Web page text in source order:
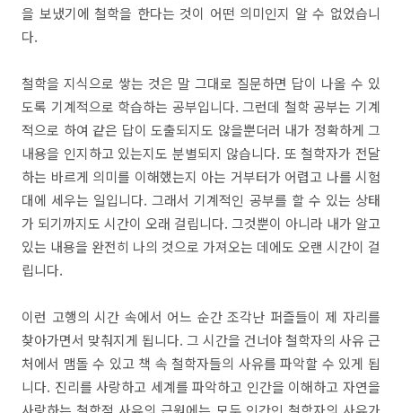
을 보냈기에 철학을 한다는 것이 어떤 의미인지 알 수 없었습니
다.
철학을 지식으로 쌓는 것은 말 그대로 질문하면 답이 나올 수 있
도록 기계적으로 학습하는 공부입니다. 그런데 철학 공부는 기계
적으로 하여 같은 답이 도출되지도 않을뿐더러 내가 정확하게 그
내용을 인지하고 있는지도 분별되지 않습니다. 또 철학자가 전달
하는 바르게 의미를 이해했는지 아는 거부터가 어렵고 나를 시험
대에 세우는 일입니다. 그래서 기계적인 공부를 할 수 있는 상태
가 되기까지도 시간이 오래 걸립니다. 그것뿐이 아니라 내가 알고
있는 내용을 완전히 나의 것으로 가져오는 데에도 오랜 시간이 걸
립니다.
이런 고행의 시간 속에서 어느 순간 조각난 퍼즐들이 제 자리를
찾아가면서 맞춰지게 됩니다. 그 시간을 건너야 철학자의 사유 근
처에서 맴돌 수 있고 책 속 철학자들의 사유를 파악할 수 있게 됩
니다. 진리를 사랑하고 세계를 파악하고 인간을 이해하고 자연을